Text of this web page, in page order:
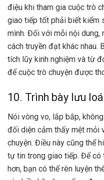
điệu khi tham gia cuộc trò
giao tiếp tốt phải biết kiểm
mình. Đối với mỗi nội dung,
cách truyền đạt khác nhau.
tích lũy kinh nghiệm và từ
để cuộc trò chuyện được
10. Trình bày lưu
Nói vòng vo, lắp bắp,
đối diện cảm thấy mệt mỏi
chuyện. Điều này cũng thể
tự tin trong giao tiếp. Để có
hơn, bạn có thể rèn luyện